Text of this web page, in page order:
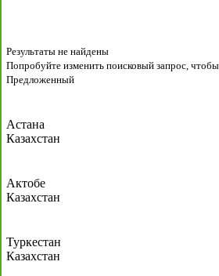
Результаты не найдены
Попробуйте изменить поисковый запрос,
Предложенный
Астана
Казахстан
Актобе
Казахстан
Туркестан
Казахстан